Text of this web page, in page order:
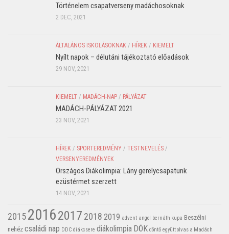
Történelem csapatverseny madáchosoknak
2 DEC, 2021
ÁLTALÁNOS ISKOLÁSOKNAK / HÍREK / KIEMELT
Nyílt napok – délutáni tájékoztató előadások
29 NOV, 2021
KIEMELT / MADÁCH-NAP / PÁLYÁZAT
MADÁCH-PÁLYÁZAT 2021
23 NOV, 2021
HÍREK / SPORTEREDMÉNY / TESTNEVELÉS /
VERSENYEREDMÉNYEK
Országos Diákolimpia: Lány gerelycsapatunk
ezüstérmet szerzett
14 NOV, 2021
201520162017 2018 2019 advent angol bernáth kupa Beszélni
nehéz családi nap DDC diákcsere diákolimpia DÖK döntő együtt olvas a Madách